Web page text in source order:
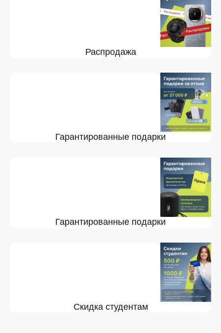
Распродажа
Гарантированные подарки
Гарантированные подарки
Скидка студентам